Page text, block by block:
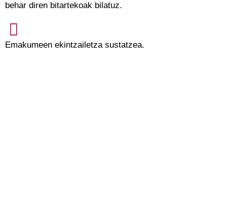
behar diren bitartekoak bilatuz.
Emakumeen ekintzailetza sustatzea.